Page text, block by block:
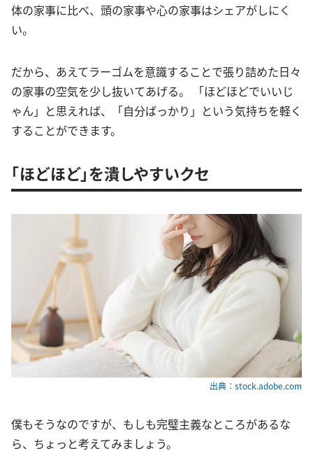
体の家事に比べ、頭の家事や心の家事はシェアがしにく
い。
だから、あえてラーゴムを意識することで張り詰めた日々
の家事の空気を少し抜いてあげる。 「ほどほどでいいじ
ゃん」と思えれば、「自分ばっかり」という気持ちを軽く
することができます。
「ほどほど」を潰しやすいクセ
出典：stock.adobe.com
僕もそうなのですが、もしも完璧主義なところがあるな
ら、ちょっと考えてみましょう。